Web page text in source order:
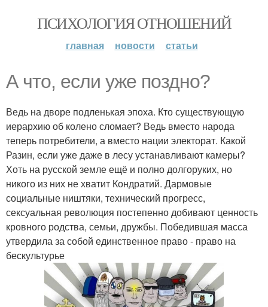
ПСИХОЛОГИЯ ОТНОШЕНИЙ
главная новости статьи
А что, если уже поздно?
Ведь на дворе подленькая эпоха. Кто существующую
иерархию об колено сломает? Ведь вместо народа
теперь потребители, а вместо нации электорат. Какой
Разин, если уже даже в лесу устанавливают камеры?
Хоть на русской земле ещё и полно долгоруких, но
никого из них не хватит Кондратий. Дармовые
социальные ништяки, технический прогресс,
сексуальная революция постепенно добивают ценность
кровного родства, семьи, дружбы. Победившая масса
утвердила за собой единственное право - право на
бескультурье